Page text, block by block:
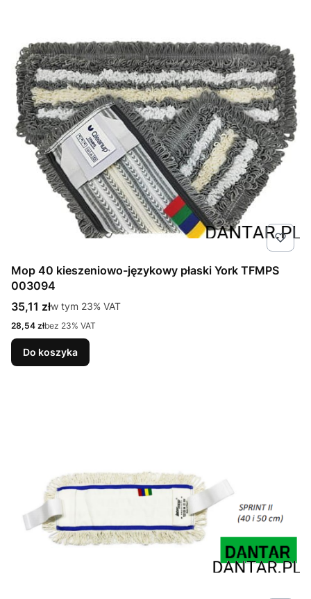
Mop 40 kieszeniowo-językowy płaski York TFMPS
003094
Cena brutto
35,11 złw tym %s VAT
w tym 23% VAT
Cena netto
28,54 złbez 23% VAT
Do koszyka